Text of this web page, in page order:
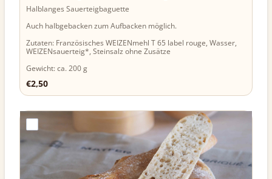
Halblanges Sauerteigbaguette
Auch halbgebacken zum Aufbacken möglich.
Zutaten: Französisches WEIZENmehl T 65 label rouge, Wasser,
WEIZENsauerteig*, Steinsalz ohne Zusätze
Gewicht: ca. 200 g
€2,50
€2,50